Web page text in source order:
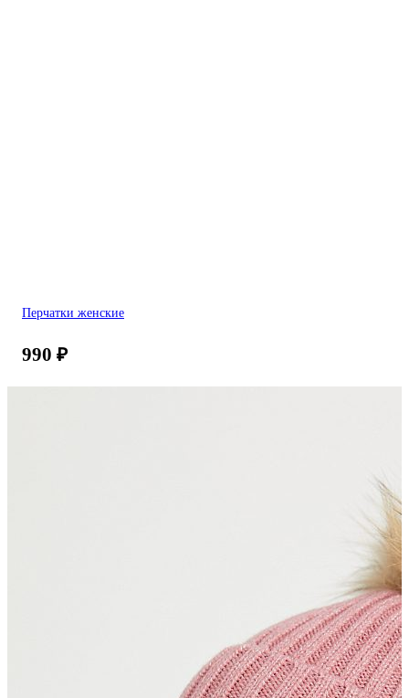
Перчатки женские
990 ₽